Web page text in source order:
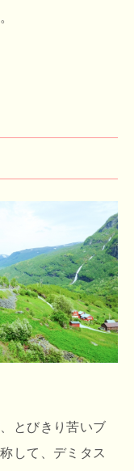
とびきり苦いブ
して、デミタス